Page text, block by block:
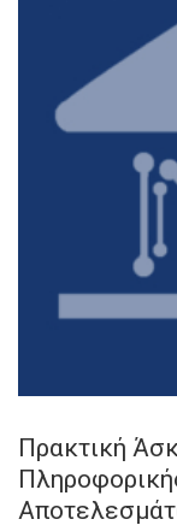
Πρακτική